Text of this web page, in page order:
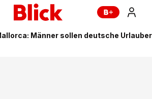
Männer sollen deutsche